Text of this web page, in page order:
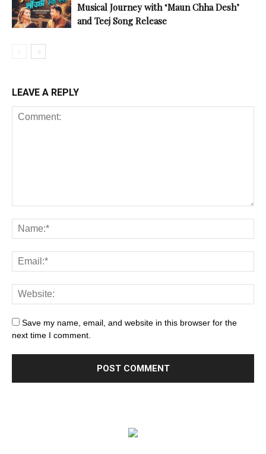
Musical Journey with ‘Maun Chha Desh’
and Teej Song Release
LEAVE A REPLY
Save my name, email, and website in this browser for the
next time I comment.